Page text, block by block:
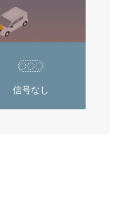
信号なし